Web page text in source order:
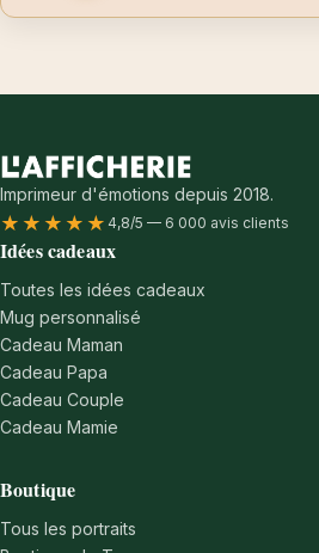
Imprimeur d'émotions depuis 2018.
★★★★★ 4,8/5 — 6 000 avis clients
Idées cadeaux
Toutes les idées cadeaux
Mug personnalisé
Cadeau Maman
Cadeau Papa
Cadeau Couple
Cadeau Mamie
Boutique
Tous les portraits